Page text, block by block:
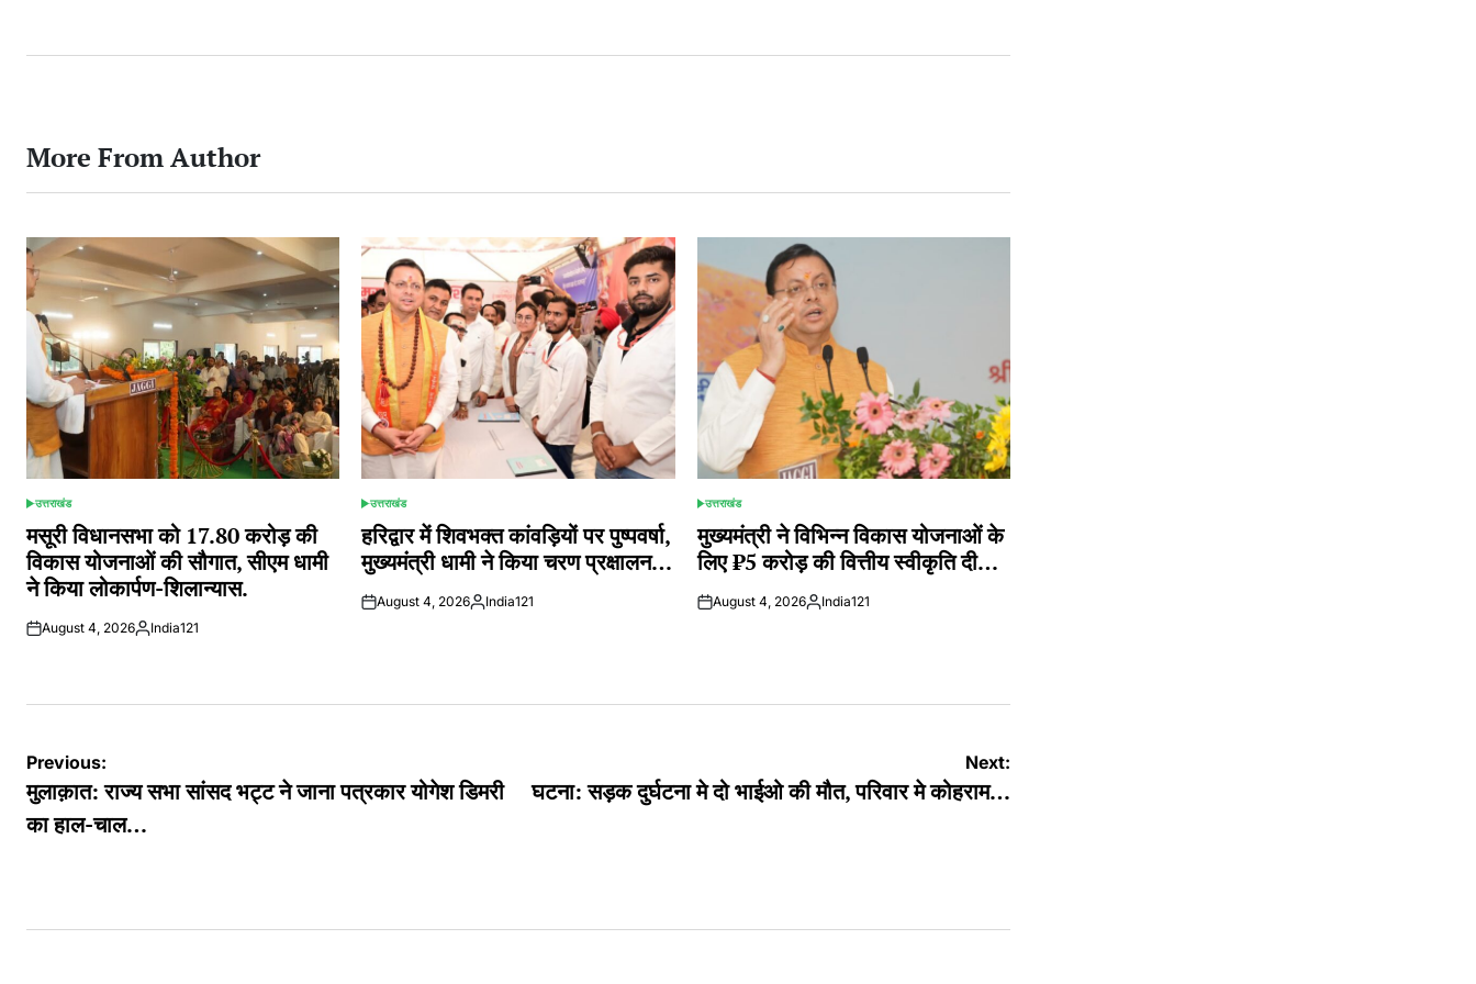
More From Author
POSTED
IN
उत्तराखंड
मसूरी विधानसभा को 17.80 करोड़ की
विकास योजनाओं की सौगात, सीएम धामी
ने किया लोकार्पण-शिलान्यास.
August 4, 2026Posted
India121
POSTED
IN
उत्तराखंड
हरिद्वार में शिवभक्त कांवड़ियों पर पुष्पवर्षा,
मुख्यमंत्री धामी ने किया चरण प्रक्षालन…
August 4, 2026Posted
India121
POSTED
IN
उत्तराखंड
मुख्यमंत्री ने विभिन्न विकास योजनाओं के
लिए ₹5 करोड़ की वित्तीय स्वीकृति दी…
August 4, 2026Posted
India121
Post
navigation
Previous:
मुलाक़ात: राज्य सभा सांसद भट्ट ने जाना पत्रकार योगेश डिमरी
का हाल-चाल…
Next:
घटना: सड़क दुर्घटना मे दो भाईओ की मौत, परिवार मे कोहराम…